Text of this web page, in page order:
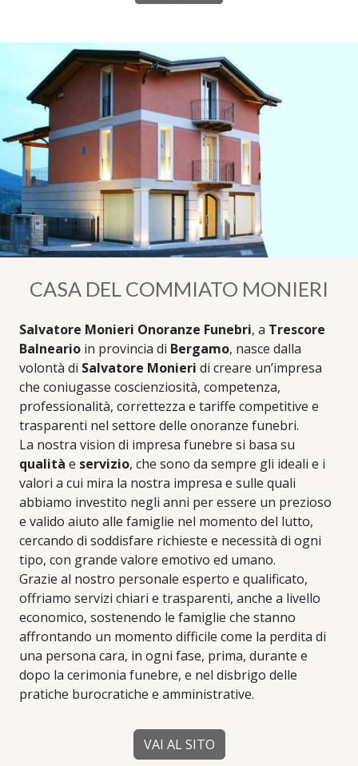
CASA DEL COMMIATO MONIERI
Salvatore Monieri Onoranze Funebri, a Trescore
Balneario in provincia di Bergamo, nasce dalla
volontà di Salvatore Monieri di creare un’impresa
che coniugasse coscienziosità, competenza,
professionalità, correttezza e tariffe competitive e
trasparenti nel settore delle onoranze funebri.
La nostra vision di impresa funebre si basa su
qualità e servizio, che sono da sempre gli ideali e i
valori a cui mira la nostra impresa e sulle quali
abbiamo investito negli anni per essere un prezioso
e valido aiuto alle famiglie nel momento del lutto,
cercando di soddisfare richieste e necessità di ogni
tipo, con grande valore emotivo ed umano.
Grazie al nostro personale esperto e qualificato,
offriamo servizi chiari e trasparenti, anche a livello
economico, sostenendo le famiglie che stanno
affrontando un momento difficile come la perdita di
una persona cara, in ogni fase, prima, durante e
dopo la cerimonia funebre, e nel disbrigo delle
pratiche burocratiche e amministrative.
VAI AL SITO